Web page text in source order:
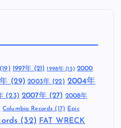
1997年 (21) 1998年 (15) 2000
(29) 2003年 (22) 2004年
(23) 2007年(27) 2008年
Columbia Records (17) Epic
(32) FAT WRECK